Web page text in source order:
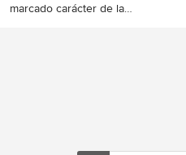
marcado carácter de la